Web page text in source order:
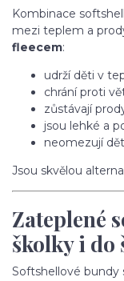
Kombinace
mezi teplem a
fleecem:
udrží děti v
chrání proti
zůstávají
jsou lehké a
neomezují
Jsou skvělou
Zateplené
školky i do
Softshellové bundy